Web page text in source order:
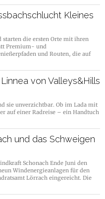
Kleines
die ersten Orte mit ihren
Premium- und
und Routen, die auf
von Valleys&Hills
sie unverzichtbar. Ob im Lada mit
auf einer Radreise – ein Handtuch
und das Schweigen
Schonach Ende Juni den
Windenergieanlagen für den
Lörrach eingereicht. Die